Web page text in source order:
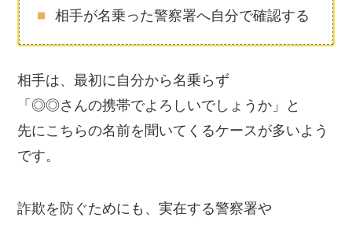
相手が名乗った警察署へ自分で確認する
相手は、最初に自分から名乗らず
「◎◎さんの携帯でよろしいでしょうか」と
先にこちらの名前を聞いてくるケースが多いよう
です。
詐欺を防ぐためにも、実在する警察署や